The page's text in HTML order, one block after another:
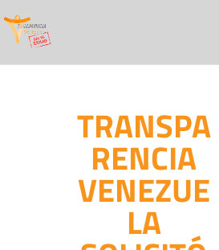
TRANSPA
RENCIA
VENEZUE
LA